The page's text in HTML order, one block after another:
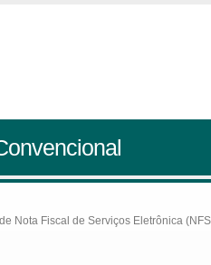
Nota Fiscal de Serviços Eletrônica